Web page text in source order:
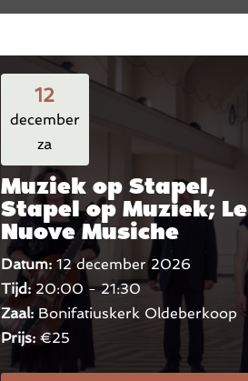
12
december
za
Muziek op Stapel,
Stapel op Muziek; Le
Nuove Musiche
Datum: 12 december 2026
Tijd:20:00 - 21:30
Zaal: Bonifatiuskerk Oldeberkoop
Prijs: €25